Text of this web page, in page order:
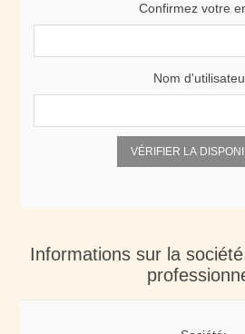
Confirmez votre
Nom
VÉRIFIER LA
Informations sur la